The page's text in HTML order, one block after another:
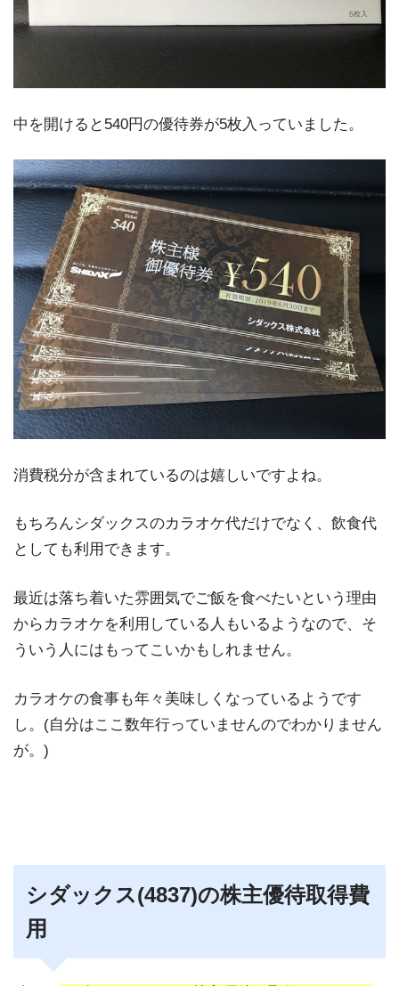
中を開けると540円の優待券が5枚入っていました。
消費税分が含まれているのは嬉しいですよね。
もちろんシダックスのカラオケ代だけでなく、飲食代
としても利用できます。
最近は落ち着いた雰囲気でご飯を食べたいという理由
からカラオケを利用している人もいるようなので、そ
ういう人にはもってこいかもしれません。
カラオケの食事も年々美味しくなっているようです
し。(自分はここ数年行っていませんのでわかりません
が。)
シダックス(4837)の株主優待取得費
用